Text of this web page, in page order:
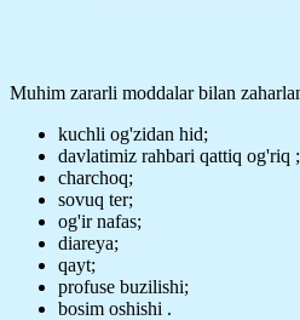
Muhim zararli moddalar bilan
kuchli og'zidan hid;
davlatimiz rahbari qattiq og'riq ;
charchoq;
sovuq ter;
og'ir nafas;
diareya;
qayt;
profuse buzilishi;
bosim oshishi .